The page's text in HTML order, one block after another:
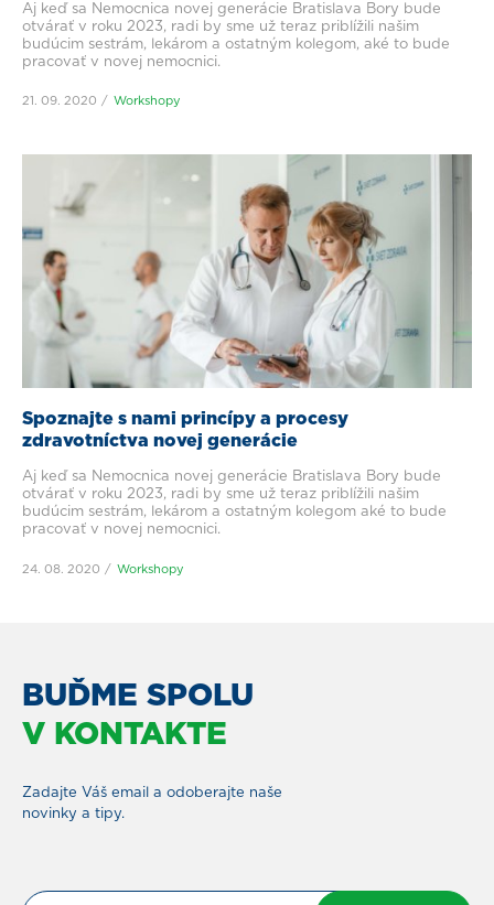
Aj keď sa Nemocnica novej generácie Bratislava Bory bude
otvárať v roku 2023, radi by sme už teraz priblížili našim
budúcim sestrám, lekárom a ostatným kolegom, aké to bude
pracovať v novej nemocnici.
21. 09. 2020 Workshopy
Spoznajte s nami princípy a procesy
zdravotníctva novej generácie
Aj keď sa Nemocnica novej generácie Bratislava Bory bude
otvárať v roku 2023, radi by sme už teraz priblížili našim
budúcim sestrám, lekárom a ostatným kolegom aké to bude
pracovať v novej nemocnici.
24. 08. 2020 Workshopy
BUĎME SPOLU
V KONTAKTE
Zadajte Váš email a odoberajte naše
novinky a tipy.